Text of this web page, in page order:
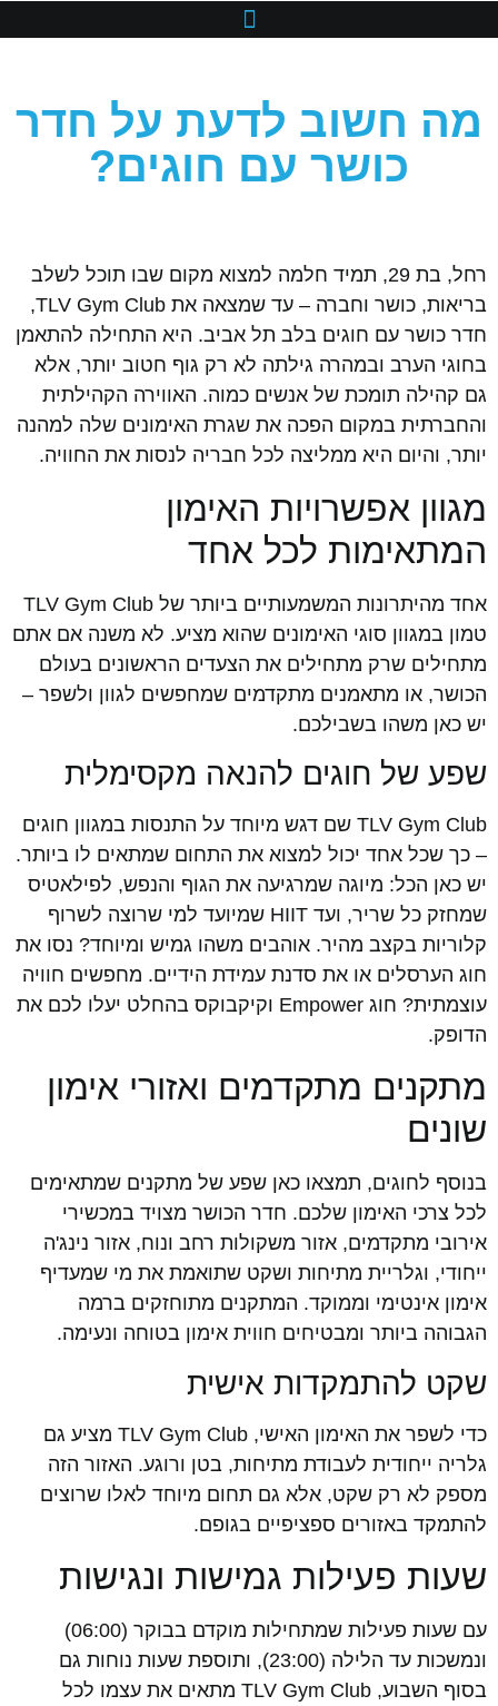
מה חשוב לדעת על חדר
כושר עם חוגים?
רחל, בת 29, תמיד חלמה למצוא מקום שבו תוכל לשלב
בריאות, כושר וחברה – עד שמצאה את TLV Gym Club,
חדר כושר עם חוגים בלב תל אביב. היא התחילה להתאמן
בחוגי הערב ובמהרה גילתה לא רק גוף חטוב יותר, אלא
גם קהילה תומכת של אנשים כמוה. האווירה הקהילתית
והחברתית במקום הפכה את שגרת האימונים שלה למהנה
יותר, והיום היא ממליצה לכל חבריה לנסות את החוויה.
מגוון אפשרויות האימון
המתאימות לכל אחד
אחד מהיתרונות המשמעותיים ביותר של TLV Gym Club
טמון במגוון סוגי האימונים שהוא מציע. לא משנה אם אתם
מתחילים שרק מתחילים את הצעדים הראשונים בעולם
הכושר, או מתאמנים מתקדמים שמחפשים לגוון ולשפר –
יש כאן משהו בשבילכם.
שפע של חוגים להנאה מקסימלית
TLV Gym Club שם דגש מיוחד על התנסות במגוון חוגים
– כך שכל אחד יכול למצוא את התחום שמתאים לו ביותר.
יש כאן הכל: מיוגה שמרגיעה את הגוף והנפש, לפילאטיס
שמחזק כל שריר, ועד HIIT שמיועד למי שרוצה לשרוף
קלוריות בקצב מהיר. אוהבים משהו גמיש ומיוחד? נסו את
חוג הערסלים או את סדנת עמידת הידיים. מחפשים חוויה
עוצמתית? חוג Empower וקיקבוקס בהחלט יעלו לכם את
הדופק.
מתקנים מתקדמים ואזורי אימון
שונים
בנוסף לחוגים, תמצאו כאן שפע של מתקנים שמתאימים
לכל צרכי האימון שלכם. חדר הכושר מצויד במכשירי
אירובי מתקדמים, אזור משקולות רחב ונוח, אזור נינג'ה
ייחודי, וגלריית מתיחות ושקט שתואמת את מי שמעדיף
אימון אינטימי וממוקד. המתקנים מתוחזקים ברמה
הגבוהה ביותר ומבטיחים חווית אימון בטוחה ונעימה.
שקט להתמקדות אישית
כדי לשפר את האימון האישי, TLV Gym Club מציע גם
גלריה ייחודית לעבודת מתיחות, בטן ורוגע. האזור הזה
מספק לא רק שקט, אלא גם תחום מיוחד לאלו שרוצים
להתמקד באזורים ספציפיים בגופם.
שעות פעילות גמישות ונגישות
עם שעות פעילות שמתחילות מוקדם בבוקר (06:00)
ונמשכות עד הלילה (23:00), ותוספת שעות נוחות גם
בסוף השבוע, TLV Gym Club מתאים את עצמו לכל